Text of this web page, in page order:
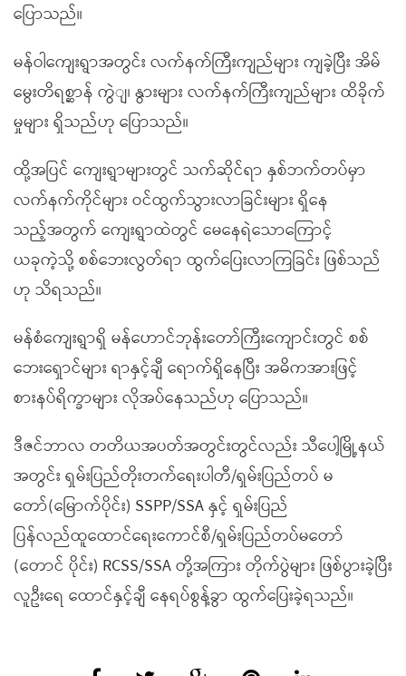
ပြောသည်။
မန်ဝါကျေးရွာအတွင်း လက်နက်ကြီးကျည်များ ကျခဲ့ပြီး အိမ်
မွေးတိရစ္ဆာန် ကွဲျ၊ နွားများ လက်နက်ကြီးကျည်များ ထိခိုက်
မှုများ ရှိသည်ဟု ပြောသည်။
ထို့အပြင် ကျေးရွာများတွင် သက်ဆိုင်ရာ နှစ်ဘက်တပ်မှာ
လက်နက်ကိုင်များ ဝင်ထွက်သွားလာခြင်းများ ရှိနေ
သည့်အတွက် ကျေးရွာထဲတွင် မေနေရဲသောကြောင့်
ယခုကဲ့သို့ စစ်ဘေးလွတ်ရာ ထွက်ပြေးလာကြခြင်း ဖြစ်သည်
ဟု သိရသည်။
မန်စံကျေးရွာရှိ မန်ဟောင်ဘုန်းတော်ကြီးကျောင်းတွင် စစ်
ဘေးရှောင်များ ရာနှင့်ချီ ရောက်ရှိနေပြီး အဓိကအားဖြင့်
စားနပ်ရိက္ခာများ လိုအပ်နေသည်ဟု ပြောသည်။
ဒီဇင်ဘာလ တတိယအပတ်အတွင်းတွင်လည်း သီပေါ့မြို့နယ်
အတွင်း ရှမ်းပြည်တိုးတက်ရေးပါတီ/ရှမ်းပြည်တပ် မ
တော်(မြောက်ပိုင်း) SSPP/SSA နှင့် ရှမ်းပြည်
ပြန်လည်ထူထောင်ရေးကောင်စီ/ရှမ်းပြည်တပ်မတော်
(တောင် ပိုင်း) RCSS/SSA တို့အကြား တိုက်ပွဲများ ဖြစ်ပွားခဲ့ပြီး
လူဦးရေ ထောင်နှင့်ချီ နေရပ်စွန့်ခွာ ထွက်ပြေးခဲ့ရသည်။